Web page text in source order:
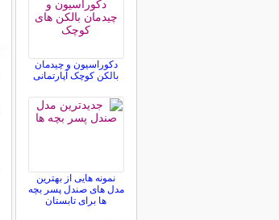
دکوراسیون و چیدمان
بالکن کوچک آپارتمانی
نمونه هایی از بهترین
مدل های صندل پسر بچه
ها برای تابستان